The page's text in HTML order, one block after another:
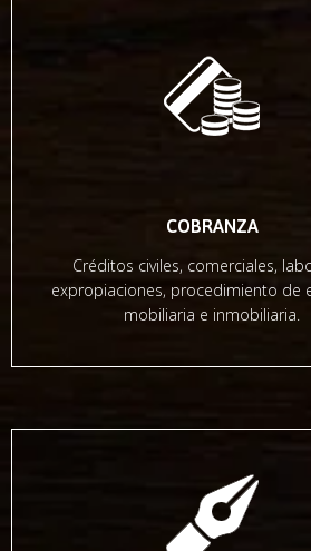
COBRANZA
Créditos civiles, comerciales,
expropiaciones, procedimiento de
mobiliaria e inmobiliaria.